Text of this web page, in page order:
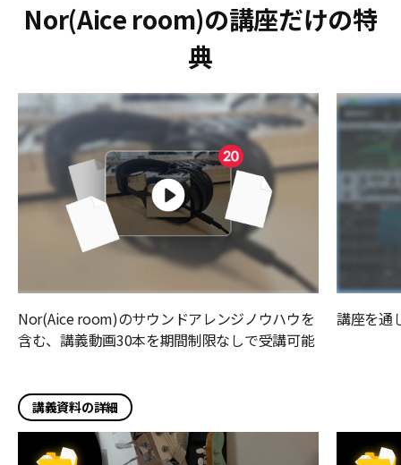
Nor(Aice room)の講座だけの特
典
Nor(Aice room)のサウンドアレンジノウハウを
含む、講義動画30本を期間制限なしで受講可能
講座を通
講義資料の詳細